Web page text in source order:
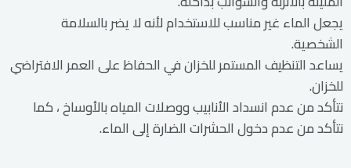
يجعل الماء غير مناسب للاستخدام لأنه لا يضر بالسلامة
الشخصية.
يساعد التنظيف المستمر للخزان في الحفاظ على العمر الافتراضي
للخزان.
نتأكد من عدم انسداد الأنابيب ووصلات المياه بالأوساخ ، كما
نتأكد من عدم دخول الحشرات الضارة إلى الماء.